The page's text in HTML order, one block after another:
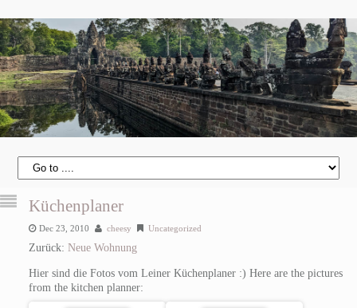
Küchenplaner
Dec 23, 2010 cheesy Uncategorized
Zurück: Neue Wohnung
Hier sind die Fotos vom Leiner Küchenplaner :) Here are the pictures
from the kitchen planner: